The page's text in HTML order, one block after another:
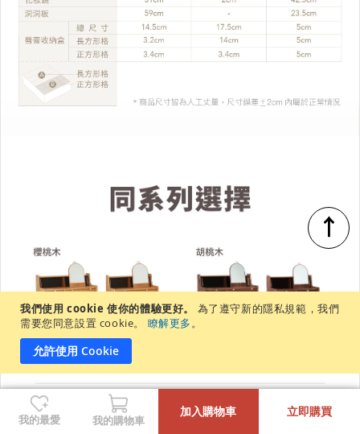
我們使用 cookie 使你的體驗更好。
為了遵守新的隱私規範，我們
需要您同意設置 cookie。
瞭解更多。
允許使用 Cookie
↑
我的最愛 我的購物車
加入購物車 立即購買
+
-